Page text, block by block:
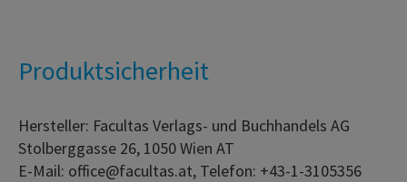
Produktsicherheit
Hersteller: Facultas Verlags- und Buchhandels AG
Stolberggasse 26, 1050 Wien AT
E-Mail: office@facultas.at, Telefon: +43-1-3105356